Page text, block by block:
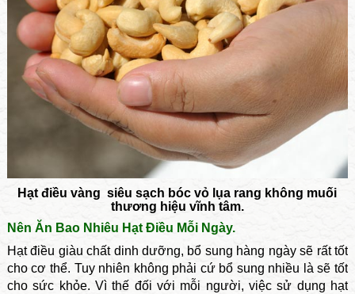
Hạt điều vàng siêu sạch bóc vỏ lụa rang không muối
thương hiệu vĩnh tâm.
Nên Ăn Bao Nhiêu Hạt Điều Mỗi Ngày.
Hạt điều giàu chất dinh dưỡng, bổ sung hàng ngày sẽ rất tốt
cho cơ thể. Tuy nhiên không phải cứ bổ sung nhiều là sẽ tốt
cho sức khỏe. Vì thế đối với mỗi người, việc sử dụng hạt